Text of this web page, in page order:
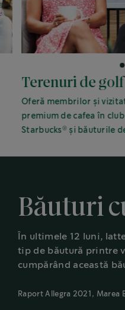
Terenuri de golf
Oferă membrilor și
premium de cafea în
Starbucks® și băuturile
Băuturi
În ultimele 12 luni,
tip de băutură printre
cumpărând această
Raport Allegra 2021, Marea